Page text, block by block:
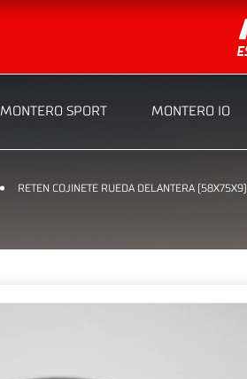
MONTERO SPORT MONTERO IO
RETEN COJINETE RUEDA DELANTERA (58X75X9)